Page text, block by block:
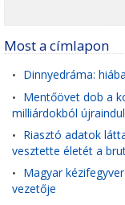
Most a címlapon
• Dinnyedráma:
• Mentőövet dob a
milliárdokból
• Riasztó adatok
vesztette életét a
• Magyar
vezetője